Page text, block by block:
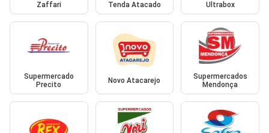
Zaffari Tenda Atacado Ultrabox
Supermercado
Precito
Novo Atacarejo
Supermercados
Mendonça